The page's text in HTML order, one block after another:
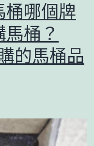
手
桶哪個牌
桶？
的馬桶品